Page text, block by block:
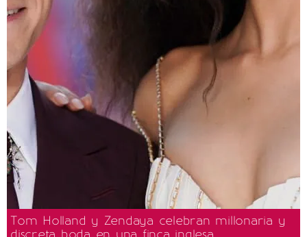
Tom Holland y Zendaya celebran millonaria y